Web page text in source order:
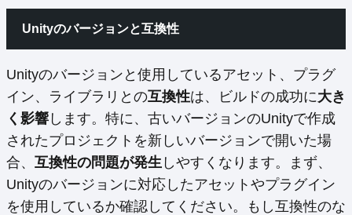
Unityのバージョンと互換性
Unityのバージョンと使用しているアセット、プラグ
イン、ライブラリとの互換性は、ビルドの成功に大き
く影響 します。特に、古いバージョンのUnityで作成
されたプロジェクトを新しいバージョンで開いた場
合、 互換性の問題が発生 しやすくなります。まず、
Unityのバージョンに対応したアセットやプラグイン
を使用しているか確認してください。もし互換性のな